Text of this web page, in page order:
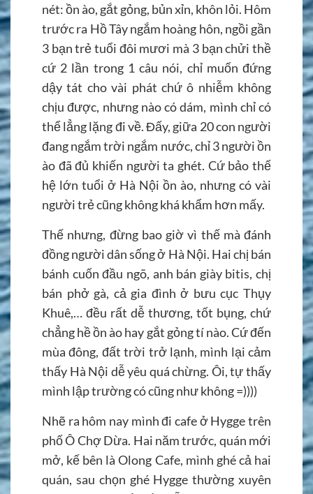
nét: ồn ào, gắt gỏng, bủn xỉn, khôn lỏi. Hôm
trước ra Hồ Tây ngắm hoàng hôn, ngồi gần
3 bạn trẻ tuổi đôi mươi mà 3 bạn chửi thề
cứ 2 lần trong 1 câu nói, chỉ muốn đứng
dậy tát cho vài phát chứ ô nhiễm không
chịu được, nhưng nào có dám, mình chỉ có
thể lẳng lặng đi về. Đấy, giữa 20 con người
đang ngắm trời ngắm nước, chỉ 3 người ồn
ào đã đủ khiến người ta ghét. Cứ bảo thế
hệ lớn tuổi ở Hà Nội ồn ào, nhưng có vài
người trẻ cũng không khá khẩm hơn mấy.
Thế nhưng, đừng bao giờ vì thế mà đánh
đồng người dân sống ở Hà Nội. Hai chị bán
bánh cuốn đầu ngõ, anh bán giày bitis, chị
bán phở gà, cả gia đình ở bưu cục Thụy
Khuê,… đều rất dễ thương, tốt bụng, chứ
chẳng hề ồn ào hay gắt gỏng tí nào. Cứ đến
mùa đông, đất trời trở lạnh, mình lại cảm
thấy Hà Nội dễ yêu quá chừng. Ôi, tự thấy
mình lập trường có cũng như không =))))
Nhẽ ra hôm nay mình đi cafe ở Hygge trên
phố Ô Chợ Dừa. Hai năm trước, quán mới
mở, kế bên là Olong Cafe, mình ghé cả hai
quán, sau chọn ghé Hygge thường xuyên